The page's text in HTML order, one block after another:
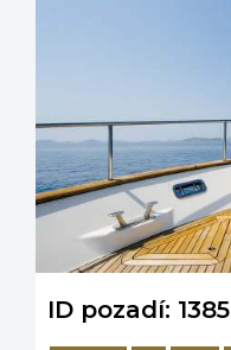
ID pozadí: 1385